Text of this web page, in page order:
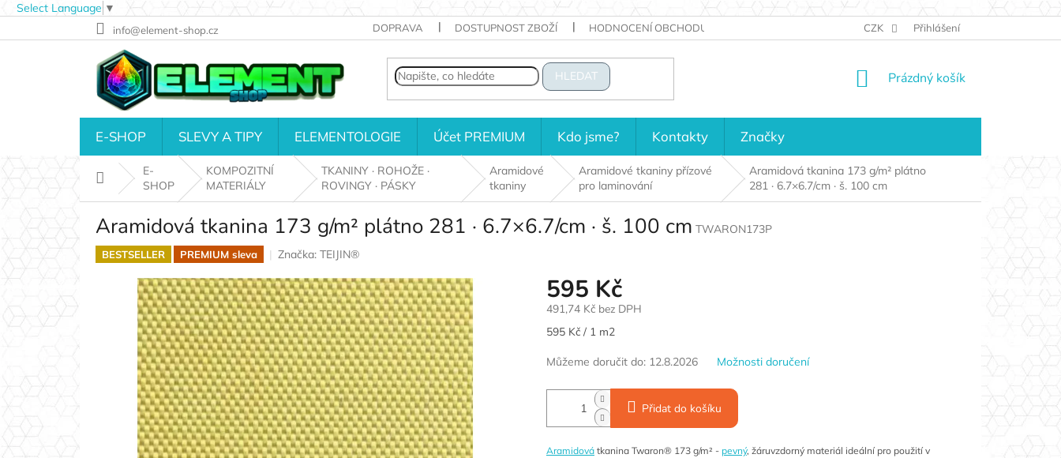
Select Language ▼
na
info@element-shop.cz DOPRAVA DOSTUPNOST ZBOŽÍ HODNOCENÍ OBCHODU KONTAKTY KDO JSME?
CZK Přihlášení
HLEDAT
NÁKUPNÍ
Prázdný košík
E-SHOP SLEVY A TIPY ELEMENTOLOGIE Účet PREMIUM Kdo jsme? Kontakty Značky
Domů
E-
SHOP
KOMPOZITNÍ
MATERIÁLY
TKANINY · ROHOŽE ·
ROVINGY · PÁSKY
Aramidové
tkaniny
Aramidové tkaniny přízové
pro laminování
Aramidová tkanina 173 g/m² plátno
281 · 6.7×6.7/cm · š. 100 cm
Aramidová tkanina 173 g/m² plátno 281 · 6.7×6.7/cm · š. 100 cm TWARON173P
BESTSELLER PREMIUM sleva Značka: TEIJIN®
595 Kč
491,74 Kč bez DPH
Měrná
595 Kč / 1 m2
Můžeme doručit do: 12.8.2026 Možnosti doručení
Přidat do košíku
Aramidovátkanina Twaron® 173 g/m² - pevný, žáruvzdorný materiál ideální pro použití v